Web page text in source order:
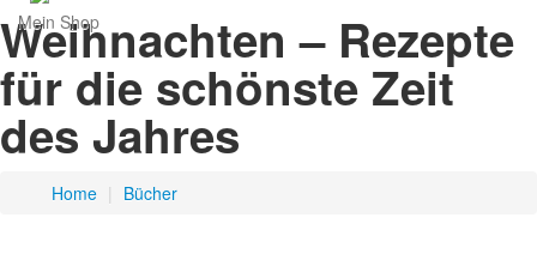
Mein Shop
Weihnachten – Rezepte
für die schönste Zeit
des Jahres
Home | Bücher